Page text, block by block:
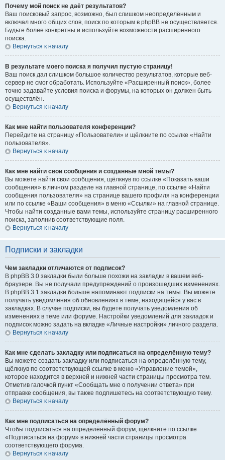
Почему мой поиск не даёт результатов?
Ваш поисковый запрос, возможно, был слишком неопределённым и
включал много общих слов, поиск по которым в phpBB не осуществляется.
Будьте более конкретны и используйте возможности расширенного
поиска.
Вернуться к началу
В результате моего поиска я получил пустую страницу!
Ваш поиск дал слишком большое количество результатов, которые веб-
сервер не смог обработать. Используйте «Расширенный поиск», более
точно задавайте условия поиска и форумы, на которых он должен быть
осуществлён.
Вернуться к началу
Как мне найти пользователя конференции?
Перейдите на страницу «Пользователи» и щёлкните по ссылке «Найти
пользователя».
Вернуться к началу
Как мне найти свои сообщения и созданные мной темы?
Вы можете найти свои сообщения, щёлкнув по ссылке «Показать ваши
сообщения» в личном разделе на главной странице, по ссылке «Найти
сообщения пользователя» на странице вашего профиля на конференции
или по ссылке «Ваши сообщения» в меню «Ссылки» на главной странице.
Чтобы найти созданные вами темы, используйте страницу расширенного
поиска, заполнив соответствующие поля.
Вернуться к началу
Подписки и закладки
Чем закладки отличаются от подписок?
В phpBB 3.0 закладки были больше похожи на закладки в вашем веб-
браузере. Вы не получали предупреждений о произошедших изменениях.
В phpBB 3.1 закладки больше напоминают подписки на темы. Вы можете
получать уведомления об обновлениях в теме, находящейся у вас в
закладках. В случае подписки, вы будете получать уведомления об
изменениях в теме или форуме. Настройки уведомлений для закладок и
подписок можно задать на вкладке «Личные настройки» личного раздела.
Вернуться к началу
Как мне сделать закладку или подписаться на определённую тему?
Вы можете создать закладку или подписаться на определённую тему,
щёлкнув по соответствующей ссылке в меню «Управление темой»,
которое находится в верхней и нижней части страницы просмотра тем.
Отметив галочкой пункт «Сообщать мне о получении ответа» при
отправке сообщения, вы также подпишетесь на соответствующую тему.
Вернуться к началу
Как мне подписаться на определённый форум?
Чтобы подписаться на определённый форум, щёлкните по ссылке
«Подписаться на форум» в нижней части страницы просмотра
соответствующего форума.
Вернуться к началу